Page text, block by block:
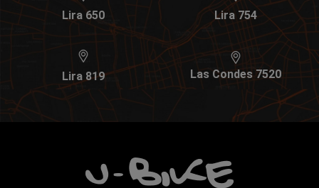
Lira 650 Lira 754
Lira 819 Las Condes 7520